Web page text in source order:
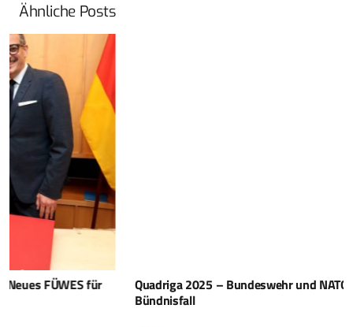
Ähnliche Posts
Quadriga 2025 – Bundeswehr und NATO üben den